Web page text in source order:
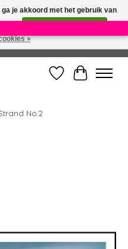
×
vanaf € 49 - Levertijd: 2-5
Verlanglijst
No.2
je akkoord met het gebruik van
»